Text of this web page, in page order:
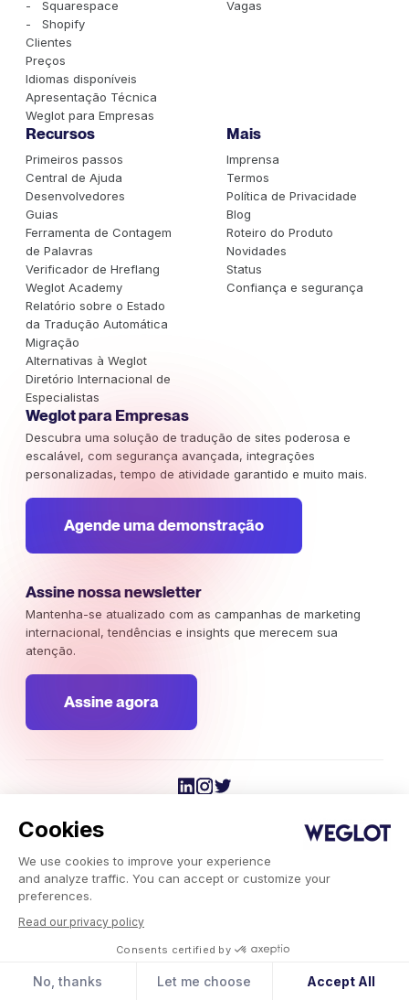
Cookies
We use cookies to improve your experience
and analyze traffic. You can accept or customize your
preferences.
Read our privacy policy
Consents certified by
No, thanks Let me choose Accept All
- Squarespace
- Shopify
Clientes
Preços
Idiomas disponíveis
Apresentação Técnica
Weglot para Empresas
Vagas
Recursos
Primeiros passos
Central de Ajuda
Desenvolvedores
Guias
Ferramenta de Contagem
de Palavras
Verificador de Hreflang
Weglot Academy
Relatório sobre o Estado
da Tradução Automática
Migração
Alternativas à Weglot
Diretório Internacional de
Especialistas
Mais
Imprensa
Termos
Política de Privacidade
Blog
Roteiro do Produto
Novidades
Status
Confiança e segurança
Weglot para Empresas
Descubra uma solução de tradução de sites poderosa e
escalável, com segurança avançada, integrações
personalizadas, tempo de atividade garantido e muito mais.
Agende uma demonstração
Assine nossa newsletter
Mantenha-se atualizado com as campanhas de marketing
internacional, tendências e insights que merecem sua
atenção.
Assine agora
Weglot.com
-
-
Como traduzir seu site do Elementor